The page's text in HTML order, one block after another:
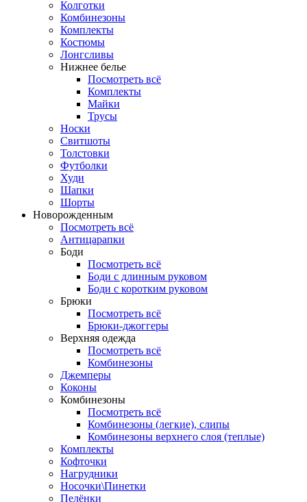
Колготки
Комбинезоны
Комплекты
Костюмы
Лонгсливы
Нижнее белье
Посмотреть всё
Комплекты
Майки
Трусы
Носки
Свитшоты
Толстовки
Футболки
Худи
Шапки
Шорты
Новорожденным
Посмотреть всё
Антицарапки
Боди
Посмотреть всё
Боди с длинным руковом
Боди с коротким руковом
Брюки
Посмотреть всё
Брюки-джоггеры
Верхняя одежда
Посмотреть всё
Комбинезоны
Джемперы
Коконы
Комбинезоны
Посмотреть всё
Комбинезоны (легкие), слипы
Комбинезоны верхнего слоя (теплые)
Комплекты
Кофточки
Нагрудники
Носочки\Пинетки
Пелёнки